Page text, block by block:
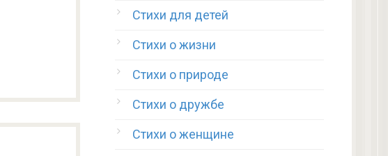
Стихи для детей
Стихи о жизни
Стихи о природе
Стихи о дружбе
Стихи о женщине